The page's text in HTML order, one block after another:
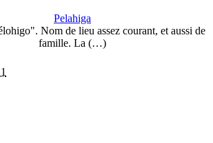
Pelahiga
Nom de lieu assez courant, et aussi de
famille. La (…)